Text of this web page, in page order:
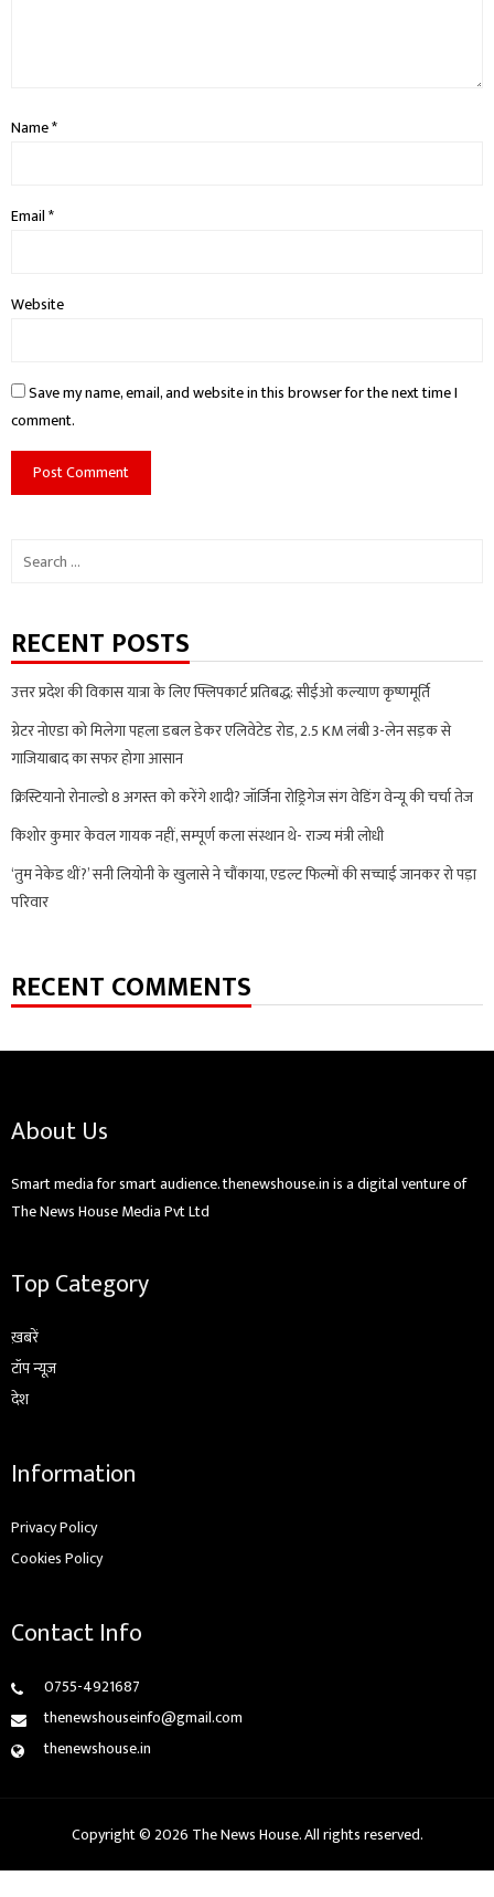
Name*
Email*
Website
Save my name, email, and website in this browser for the next time I
comment.
Search
RECENT POSTS
उत्तर प्रदेश की विकास यात्रा के लिए फ्लिपकार्ट प्रतिबद्ध: सीईओ कल्याण कृष्णमूर्ति
ग्रेटर नोएडा को मिलेगा पहला डबल डेकर एलिवेटेड रोड, 2.5 KM लंबी 3-लेन सड़क से
गाजियाबाद का सफर होगा आसान
क्रिस्टियानो रोनाल्डो 8 अगस्त को करेंगे शादी? जॉर्जिना रोड्रिगेज संग वेडिंग वेन्यू की चर्चा तेज
किशोर कुमार केवल गायक नहीं, सम्पूर्ण कला संस्थान थे- राज्य मंत्री लोधी
‘तुम नेकेड थीं?’ सनी लियोनी के खुलासे ने चौंकाया, एडल्ट फिल्मों की सच्चाई जानकर रो पड़ा
परिवार
RECENT COMMENTS
About Us
Smart media for smart audience. thenewshouse.in is a digital venture of
The News House Media Pvt Ltd
Top Category
ख़बरें
टॉप न्यूज़
देश
Information
Privacy Policy
Cookies Policy
Contact Info
0755-4921687
thenewshouseinfo@gmail.com
thenewshouse.in
Copyright © 2026 The News House. All rights reserved.